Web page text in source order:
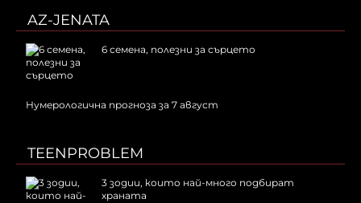
AZ-JENATA
6 семена, полезни за сърцето
Нумерологична прогноза за 7 август
TEENPROBLEM
3 зодии, които най-много подбират
храната